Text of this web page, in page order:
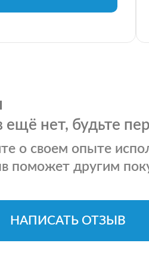
ещё нет, будьте
о своем опыте
поможет другим
НАПИСАТЬ ОТЗЫВ